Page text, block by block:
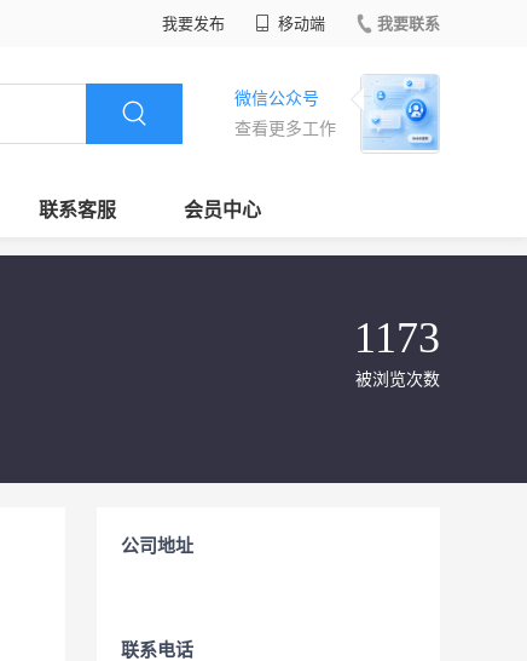
我要发布 移动端 我要联系
微信公众号
查看更多工作
联系客服 会员中心
1173
被浏览次数
公司地址
联系电话